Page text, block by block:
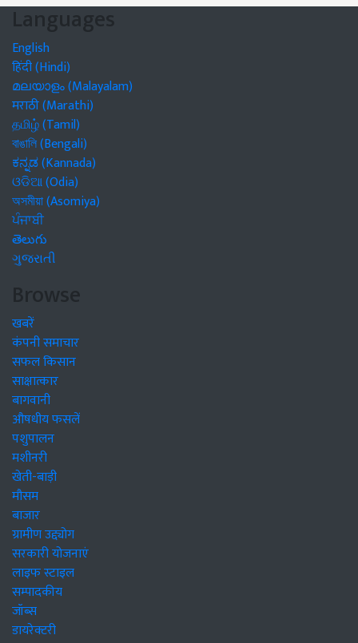
Languages
English
हिंदी (Hindi)
മലയാളം (Malayalam)
मराठी (Marathi)
தமிழ் (Tamil)
বাঙালি (Bengali)
ಕನ್ನಡ (Kannada)
ଓଡିଆ (Odia)
অসমীয়া (Asomiya)
ਪੰਜਾਬੀ
తెలుగు
ગુજરાતી
Browse
खबरें
कंपनी समाचार
सफल किसान
साक्षात्कार
बागवानी
औषधीय फसलें
पशुपालन
मशीनरी
खेती-बाड़ी
मौसम
बाजार
ग्रामीण उद्द्योग
सरकारी योजनाएं
लाइफ स्टाइल
सम्पादकीय
जॉब्स
डायरेक्टरी